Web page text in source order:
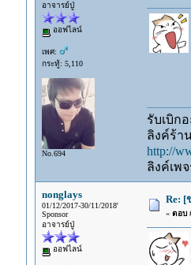
อาจารย์ปู่
ออฟไลน์
เพศ:
กระทู้: 5,110
No.694
รับเบิก
ลิงค์ร้า
http://
ลิงค์เพ
nonglays
01/12/2017-30/11/2018'
Sponsor
อาจารย์ปู่
ออฟไลน์
Re: [
« ตอบ